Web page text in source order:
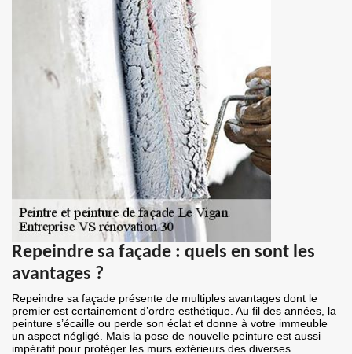
Repeindre sa façade : quels en sont les
avantages ?
Repeindre sa façade présente de multiples avantages dont le
premier est certainement d’ordre esthétique. Au fil des années, la
peinture s’écaille ou perde son éclat et donne à votre immeuble
un aspect négligé. Mais la pose de nouvelle peinture est aussi
impératif pour protéger les murs extérieurs des diverses